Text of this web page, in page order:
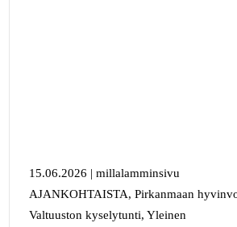
15.06.2026 | millalamminsivu
AJANKOHTAISTA, Pirkanmaan
Valtuuston kyselytunti, Yleinen